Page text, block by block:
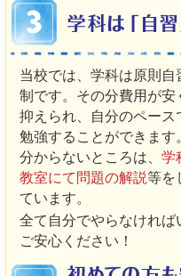
当校では、学科は原則自
制です。その分費用が安
抑えられ、自分のペース
勉強することができます
分からないところは、学
教室にて問題の解説等を
ています。
全て自分でやらなければ
ご安心ください！